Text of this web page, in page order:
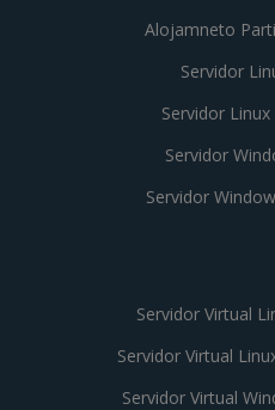
Alojamneto
Servidor
Servidor
Servidor
Servidor
Servidor Virtual
Servidor Virtual
Servidor Virtual